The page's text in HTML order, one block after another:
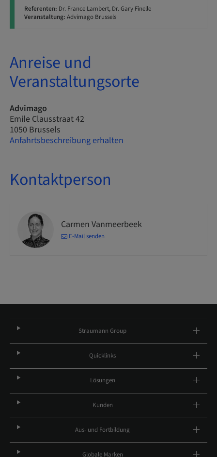
Referenten: Dr. France Lambert, Dr. Gary Finelle
Veranstaltung: Advimago Brussels
Anreise und
Veranstaltungsorte
Advimago
Emile Clausstraat 42
1050 Brussels
Anfahrtsbeschreibung erhalten
Kontaktperson
Carmen Vanmeerbeek
E-Mail senden
Straumann Group
Quicklinks
Lösungen
Kunden
Aus- und Fortbildung
Globale Marken